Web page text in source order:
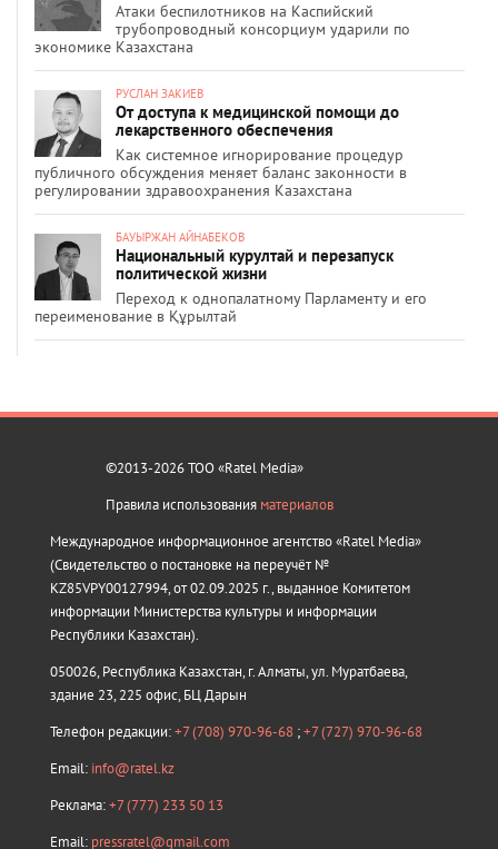
Атаки беспилотников на Каспийский
трубопроводный консорциум ударили по
экономике Казахстана
РУСЛАН ЗАКИЕВ
От доступа к медицинской помощи до
лекарственного обеспечения
Как системное игнорирование процедур
публичного обсуждения меняет баланс законности в
регулировании здравоохранения Казахстана
БАУЫРЖАН АЙНАБЕКОВ
Национальный курултай и перезапуск
политической жизни
Переход к однопалатному Парламенту и его
переименование в Құрылтай
©2013-2026 ТОО «Ratel Media»
Правила использования материалов
Международное информационное агентство «Ratel Media»
(Свидетельство о постановке на переучёт №
KZ85VPY00127994, от 02.09.2025 г., выданное Комитетом
информации Министерства культуры и информации
Республики Казахстан).
050026, Республика Казахстан, г. Алматы, ул. Муратбаева,
здание 23, 225 офис, БЦ Дарын
Телефон редакции:+7 (708) 970-96-68 ;+7 (727) 970-96-68
Email: info@ratel.kz
Реклама:+7 (777) 233 50 13
Email: pressratel@gmail.com